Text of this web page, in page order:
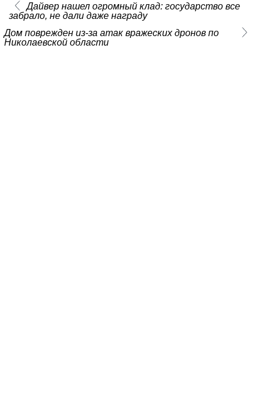
Дайвер нашел огромный клад: государство все
забрало, не дали даже награду
Дом поврежден из-за атак вражеских дронов по
Николаевской области